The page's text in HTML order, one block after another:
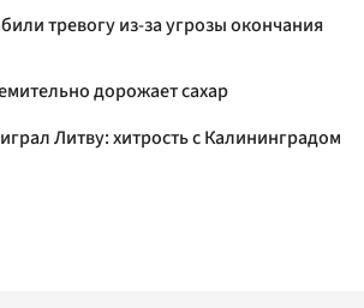
тревогу из-за угрозы окончания
дорожает сахар
Литву: хитрость с Калининградом